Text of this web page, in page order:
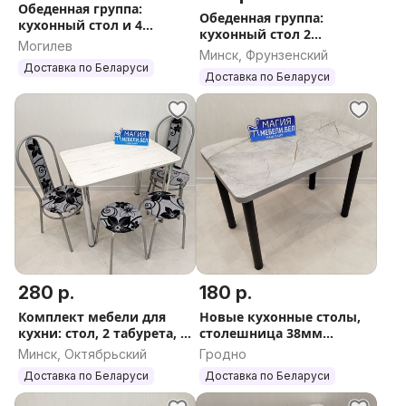
Обеденная группа:
кухонный стол и 4
табурета Бесплатная
Могилев
Доставка по Беларуси
Обеденная группа:
кухонный стол 2
табурета 2 стула
Доставка по РБ
Минск, Фрунзенский
Доставка по Беларуси
280 р.
Комплект мебели для
кухни: стол, 2 табурета, 2
стула
Минск, Октябрьский
Доставка по Беларуси
180 р.
Новые кухонные столы,
столешница 38мм
Доставка по РБ
Гродно
Доставка по Беларуси